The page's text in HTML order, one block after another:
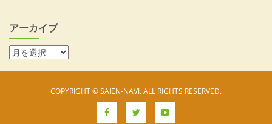
アーカイブ
COPYRIGHT © SAIEN-NAVI. ALL RIGHTS RESERVED.